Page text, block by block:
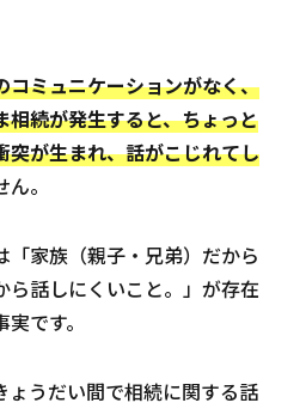
コミュニケーションがなく、
相続が発生すると、ちょっと
突が生まれ、話がこじれてし
。
「家族（親子・兄弟）だから
ら話しにくいこと。」が存在
です。
ょうだい間で相続に関する話